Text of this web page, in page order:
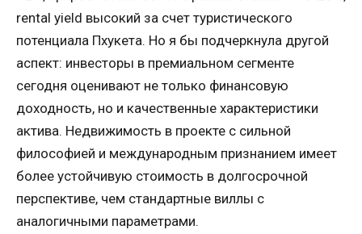
rental yield высокий за счет туристического
потенциала Пхукета. Но я бы подчеркнула другой
аспект: инвесторы в премиальном сегменте
сегодня оценивают не только финансовую
доходность, но и качественные характеристики
актива. Недвижимость в проекте с сильной
философией и международным признанием имеет
более устойчивую стоимость в долгосрочной
перспективе, чем стандартные виллы с
аналогичными параметрами.